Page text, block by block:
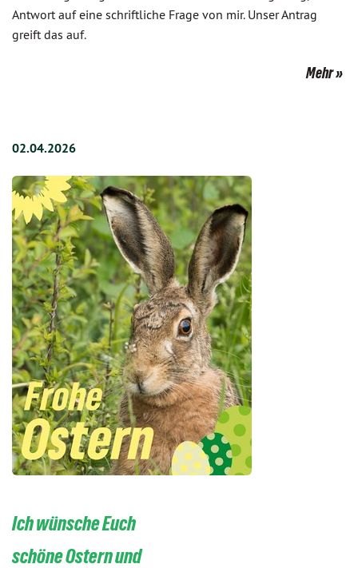
Antwort auf eine schriftliche Frage von mir. Unser Antrag
greift das auf.
Mehr
02.04.2026
Ich wünsche Euch
schöne Ostern und